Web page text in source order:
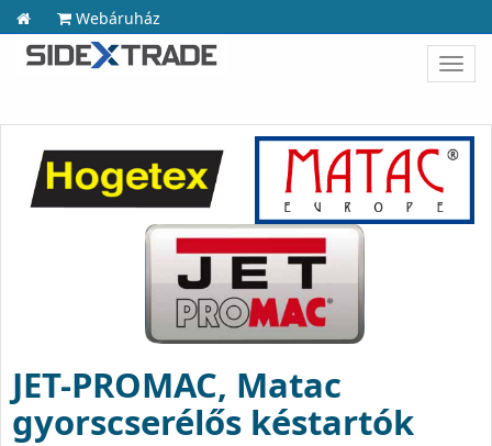
Webáruház
JET-PROMAC, Matac
gyorscserélős késtartók